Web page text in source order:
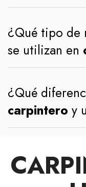
¿Qué tipo de
se utilizan en
¿Qué
carpintero y